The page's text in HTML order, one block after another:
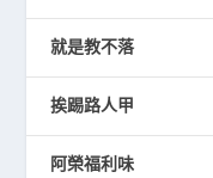
就是教不落
挨踢路人甲
阿榮福利味